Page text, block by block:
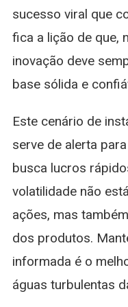
sucesso viral que
fica a lição de que,
inovação deve
base sólida e
Este cenário de
serve de alerta
busca lucros
volatilidade não
ações, mas
dos produtos.
informada é o
águas turbulentas